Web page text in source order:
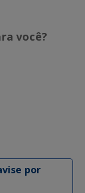
você?
por